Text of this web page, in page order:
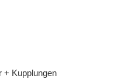
+ Kupplungen